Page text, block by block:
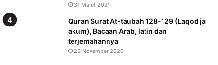
31 Maret 2021
Quran Surat At-taubah 128-129 (Laqod ja
akum), Bacaan Arab, latin dan
terjemahannya
25 November 2020